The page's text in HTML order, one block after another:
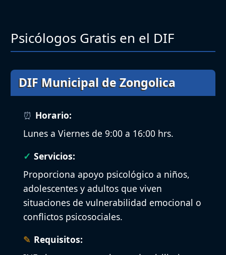
Psicólogos Gratis en el DIF
DIF Municipal de Zongolica
Horario:
Lunes a Viernes de 9:00 a 16:00 hrs.
Servicios:
Proporciona apoyo psicológico a niños,
adolescentes y adultos que viven
situaciones de vulnerabilidad emocional o
conflictos psicosociales.
Requisitos: